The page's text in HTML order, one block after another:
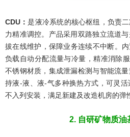
CDU：是液冷系统的核心枢纽，负责
力精准调控。产品采用双路独立流道
拔在线维护，保障业务连续不中断。
负载自动分配流量与冷量，精准消除
不锈钢材质，集成泄漏检测与智能流
持液-液、液-气多种换热方式，可灵
不入列安装，满足新建及改造机房的弹
2. 自研矿物质油